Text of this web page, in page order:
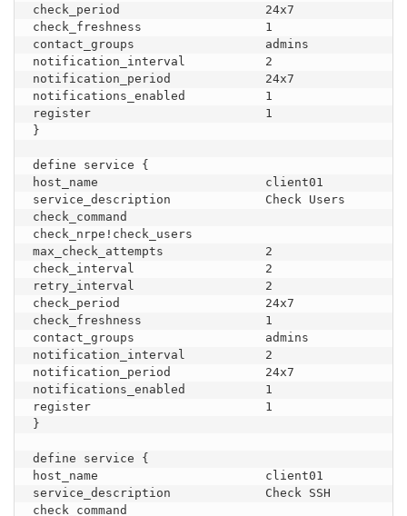
check_period                    24x7
check_freshness                 1
contact_groups                  admins
notification_interval           2
notification_period             24x7
notifications_enabled           1
register                        1
}
define service {
host_name                       client01
service_description             Check Users
check_command
check_nrpe!check_users
max_check_attempts              2
check_interval                  2
retry_interval                  2
check_period                    24x7
check_freshness                 1
contact_groups                  admins
notification_interval           2
notification_period             24x7
notifications_enabled           1
register                        1
}
define service {
host_name                       client01
service_description             Check SSH
check_command